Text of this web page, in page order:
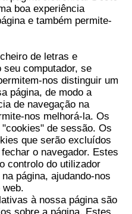
boa experiência
e também permite-
de letras e
seu computador, se
nos distinguir um
página, de modo a
de navegação na
nos melhorá-la. Os
de sessão. Os
que serão excluídos
o navegador. Estes
controlo do utilizador
página, ajudando-nos
à nossa página são